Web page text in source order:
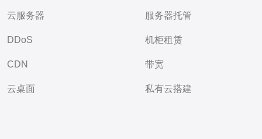
云服务器
DDoS
CDN
云桌面
服务器托管
机柜租赁
带宽
私有云搭建